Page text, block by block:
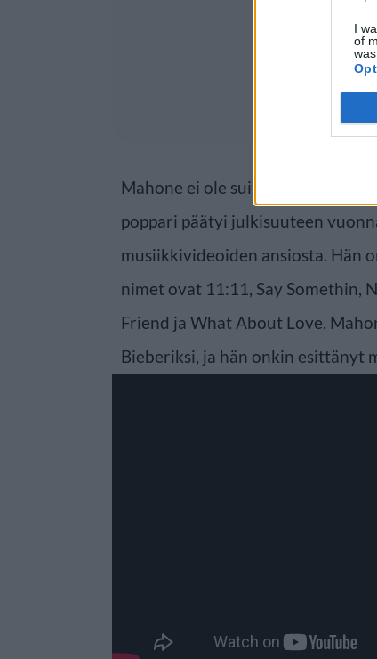
I
of
Mahone ei ole suinkaan aloittelija
poppari päätyi julkisuuteen
musiikkivideoiden ansiosta. Hän
nimet ovat 11:11, Say Somethin,
Friend ja What About Love.
Bieberiksi, ja hän onkin esittänyt